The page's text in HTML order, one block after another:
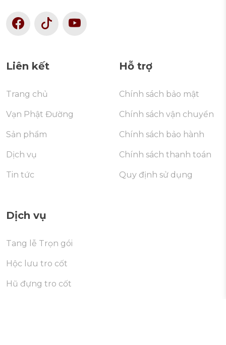
Liên kết
Trang chủ
Vạn Phật Đường
Sản phẩm
Dịch vụ
Tin tức
Hỗ trợ
Chính sách bảo mật
Chính sách vận chuyển
Chính sách bảo hành
Chính sách thanh toán
Quy định sử dụng
Dịch vụ
Tang lễ Trọn gói
Hộc lưu tro cốt
Hũ đựng tro cốt